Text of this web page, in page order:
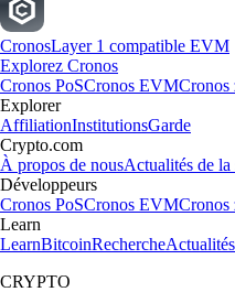
CronosLayer 1 compatible EVM
Explorez Cronos
Cronos PoSCronos EVM
Explorer
AffiliationInstitutionsGarde
Crypto.com
À propos de nousActualités de la
Développeurs
Cronos PoSCronos EVM
Learn
LearnBitcoinRecherche
CRYPTO